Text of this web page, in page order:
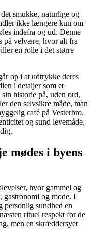
smukke, naturlige og
ikke længere kun om
indefra og ud. Denne
på velvære, hvor alt fra
en rolle i det større
op i at udtrykke deres
i detaljer som et
historie på, uden ord,
den selvsikre måde, man
café på Vesterbro.
og sund levemåde,
mødes i byens
hvor gammel og
gastronomi og mode. I
personlig sundhed en
rituel respekt for de
men en skræddersyet